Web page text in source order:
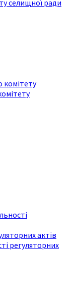
селищної ради
комітету
актів
регуляторних